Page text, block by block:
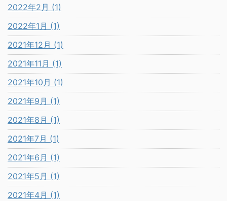
2022年2月 (1)
2022年1月 (1)
2021年12月 (1)
2021年11月 (1)
2021年10月 (1)
2021年9月 (1)
2021年8月 (1)
2021年7月 (1)
2021年6月 (1)
2021年5月 (1)
2021年4月 (1)